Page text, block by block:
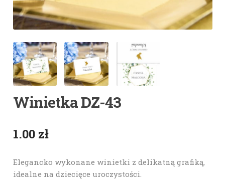
Winietka DZ-43
1.00 zł
Elegancko wykonane winietki z delikatną grafiką,
idealne na dziecięce uroczystości.